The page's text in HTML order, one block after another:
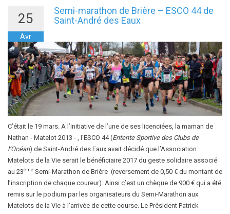
25
Avr
Semi-marathon de Brière – ESCO 44 de
Saint-André des Eaux
C’était le 19 mars. A l’initiative de l’une de ses licenciées, la maman de
Nathan - Matelot 2013 - , l’ESCO 44 (Entente Sportive des Clubs de
l’Océan) de Saint-André des Eaux avait décidé que l’Association
Matelots de la Vie serait le bénéficiaire 2017 du geste solidaire associé
au 23ème Semi-Marathon de Brière (reversement de 0,50 € du montant de
l’inscription de chaque coureur). Ainsi c’est un chèque de 900 € qui a été
remis sur le podium par les organisateurs du Semi-Marathon aux
Matelots de la Vie à l’arrivée de cette course. Le Président Patrick